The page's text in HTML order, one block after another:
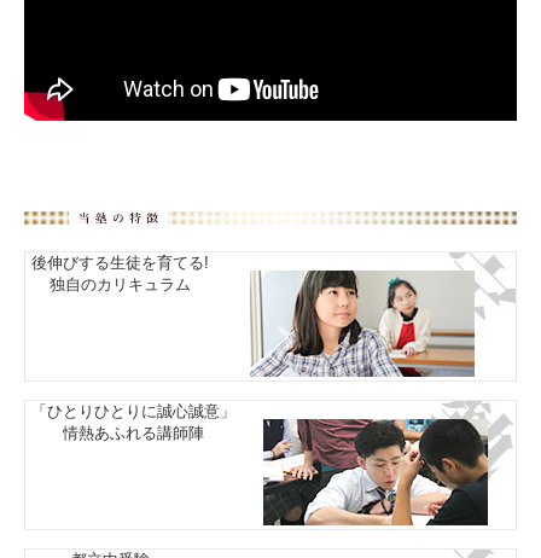
後伸びする生徒を育てる!
独自のカリキュラム
「ひとりひとりに誠心誠意」
情熱あふれる講師陣